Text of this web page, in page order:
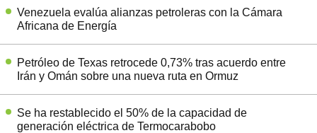
Venezuela evalúa alianzas petroleras con la Cámara
Africana de Energía
Petróleo de Texas retrocede 0,73% tras acuerdo entre
Irán y Omán sobre una nueva ruta en Ormuz
Se ha restablecido el 50% de la capacidad de
generación eléctrica de Termocarabobo